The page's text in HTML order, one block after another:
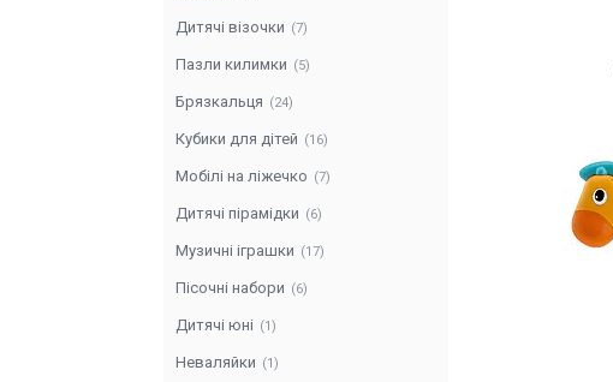
Дитячі візочки 7
Пазли килимки 5
Брязкальця 24
Кубики для дітей 16
Мобілі на ліжечко 7
Дитячі пірамідки 6
Музичні іграшки 17
Пісочні набори 6
Дитячі юні 1
Неваляйки 1